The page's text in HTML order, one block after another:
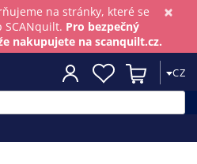
×
na stránky, které se
SCANquilt. Pro bezpečný
nakupujete na scanquilt.cz.
CZ